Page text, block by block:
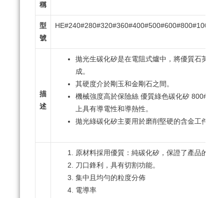
稱
型
號
描
述
拋光生碳化矽是在電阻式爐中，將優質石英砂
成。
其硬度介於剛玉和金剛石之間。
機械強度高於保險絲 優質綠色碳化矽 800# 22-
上具有導電性和導熱性。
拋光綠碳化矽主要用於磨削堅硬的含金工件。
原材料採用優質：純碳化矽，保證了產品的優
刀口鋒利，具有切割功能。
集中且均勻的粒度分佈
電導率